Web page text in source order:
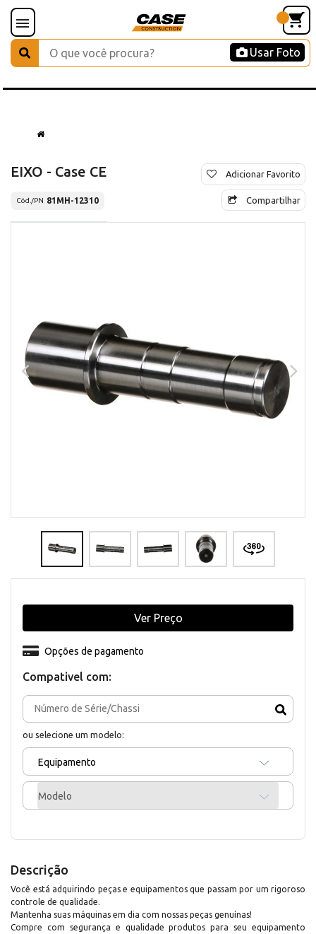
Usar Foto
EIXO - Case CE
Cód./PN 81MH-12310
Adicionar Favorito
Compartilhar
Compativel com:
ou selecione um modelo:
Equipamento
Modelo
Opções de pagamento
Ver Preço
Descrição
Você está adquirindo peças e equipamentos que passam por um rigoroso
controle de qualidade.
Mantenha suas máquinas em dia com nossas peças genuínas!
Compre com segurança e qualidade produtos para seu equipamento